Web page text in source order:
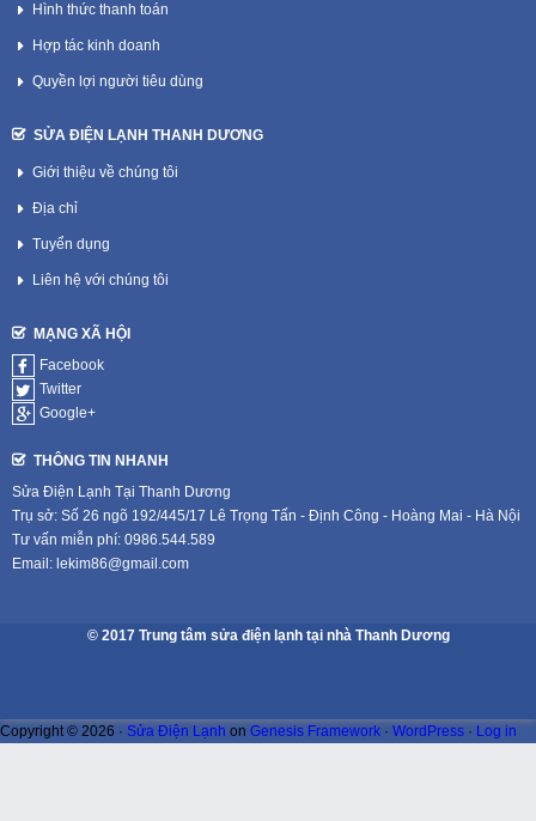
Hình thức thanh toán
Hợp tác kinh doanh
Quyền lợi người tiêu dùng
SỬA ĐIỆN LẠNH THANH DƯƠNG
Giới thiệu về chúng tôi
Địa chỉ
Tuyển dụng
Liên hệ với chúng tôi
MẠNG XÃ HỘI
Facebook
Twitter
Google+
THÔNG TIN NHANH
Sửa Điện Lạnh Tại Thanh Dương
Trụ sở: Số 26 ngõ 192/445/17 Lê Trọng Tấn - Định Công - Hoàng Mai - Hà Nội
Tư vấn miễn phí: 0986.544.589
Email: lekim86@gmail.com
© 2017 Trung tâm sửa điện lạnh tại nhà Thanh Dương
Copyright © 2026 · Sửa Điện Lạnh on Genesis Framework · WordPress · Log in